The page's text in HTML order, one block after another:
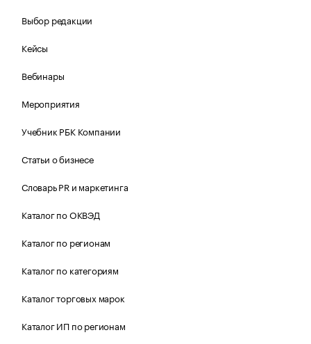
Выбор редакции
Кейсы
Вебинары
Мероприятия
Учебник РБК Компании
Статьи о бизнесе
Словарь PR и маркетинга
Каталог по ОКВЭД
Каталог по регионам
Каталог по категориям
Каталог торговых марок
Каталог ИП по регионам